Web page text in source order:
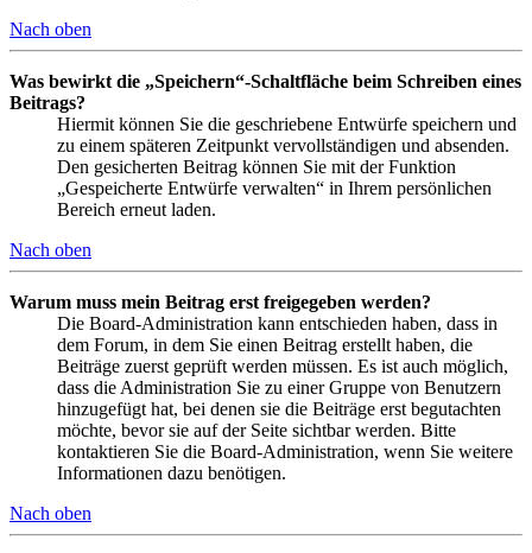
Nach oben
Was bewirkt die „Speichern“-Schaltfläche beim Schreiben eines
Beitrags?
Hiermit können Sie die geschriebene Entwürfe speichern und
zu einem späteren Zeitpunkt vervollständigen und absenden.
Den gesicherten Beitrag können Sie mit der Funktion
„Gespeicherte Entwürfe verwalten“ in Ihrem persönlichen
Bereich erneut laden.
Nach oben
Warum muss mein Beitrag erst freigegeben werden?
Die Board-Administration kann entschieden haben, dass in
dem Forum, in dem Sie einen Beitrag erstellt haben, die
Beiträge zuerst geprüft werden müssen. Es ist auch möglich,
dass die Administration Sie zu einer Gruppe von Benutzern
hinzugefügt hat, bei denen sie die Beiträge erst begutachten
möchte, bevor sie auf der Seite sichtbar werden. Bitte
kontaktieren Sie die Board-Administration, wenn Sie weitere
Informationen dazu benötigen.
Nach oben